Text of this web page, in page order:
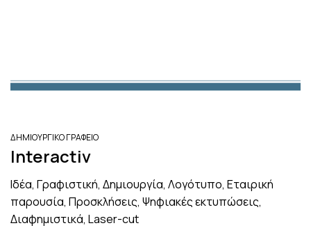
ΔΗΜΙΟΥΡΓΙΚΟ ΓΡΑΦΕΙΟ
Interactiv
Ιδέα, Γραφιστική, Δημιουργία, Λογότυπο, Εταιρική
παρουσία, Προσκλήσεις, Ψηφιακές εκτυπώσεις,
Διαφημιστικά, Laser-cut